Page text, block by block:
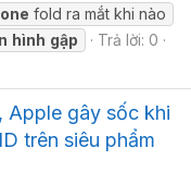
fold ra mắt khi nào
hình gập
Trả lời: 0
Apple gây sốc khi
trên siêu phẩm